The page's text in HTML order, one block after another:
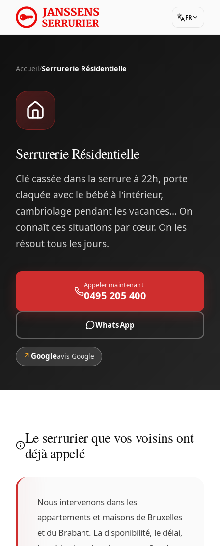
FR
Accueil/Serrurerie Résidentielle
Serrurerie Résidentielle
Clé cassée dans la serrure à 22h, porte
claquée avec le bébé à l'intérieur,
cambriolage pendant les vacances... On
connaît ces situations par cœur. On les
résout tous les jours.
Appeler maintenant
0495 205 400
WhatsApp
↗ Googleavis Google
Le serrurier que vos voisins ont
déjà appelé
Nous intervenons dans les
appartements et maisons de Bruxelles
et du Brabant. La disponibilité, le délai,